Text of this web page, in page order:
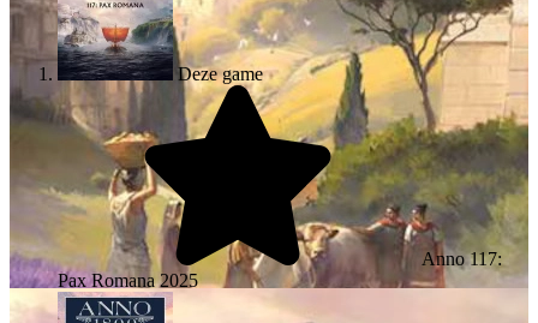
Deze game
Anno 117:
Pax Romana2025